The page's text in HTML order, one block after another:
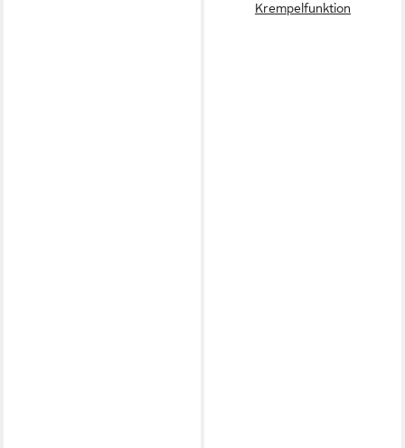
Krempelfunktion